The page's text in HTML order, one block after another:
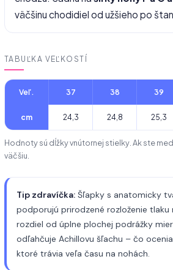
väčšinu chodidiel od užšieho po
TABUĽKA VEĽKOSTÍ
Veľ. 37 38 39
cm 24,3 24,8 25,3
Hodnoty sú dĺžky vnútornej stielky. Ak ste
väčšiu.
Tip zdravíčka: Šľapky s anatomicky
podporujú prirodzené rozloženie tlaku
rozdiel od úplne plochej podrážky
odľahčuje Achillovu šľachu – čo
ktoré trávia veľa času na nohách.